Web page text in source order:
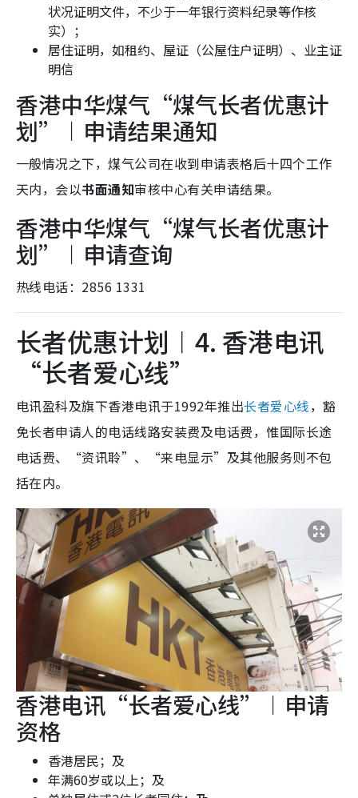
状况证明文件，不少于一年银行资料纪录等作核
实）；
居住证明，如租约、屋证（公屋住户证明）、业主证
明信
香港中华煤气“煤气长者优惠计
划”︱申请结果通知
一般情况之下，煤气公司在收到申请表格后十四个工作
天内，会以书面通知审核中心有关申请结果。
香港中华煤气“煤气长者优惠计
划”︱申请查询
热线电话：2856 1331
长者优惠计划︱4. 香港电讯
“长者爱心线”
电讯盈科及旗下香港电讯于1992年推出长者爱心线，豁
免长者申请人的电话线路安装费及电话费，惟国际长途
电话费、“资讯聆”、“来电显示”及其他服务则不包
括在内。
香港电讯“长者爱心线”︱申请
资格
香港居民；及
年满60岁或以上；及